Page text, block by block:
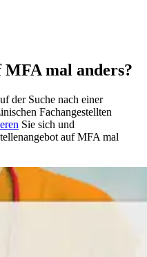
mal anders?
der Suche nach einer
Fachangestellten
Sie sich und
auf MFA mal